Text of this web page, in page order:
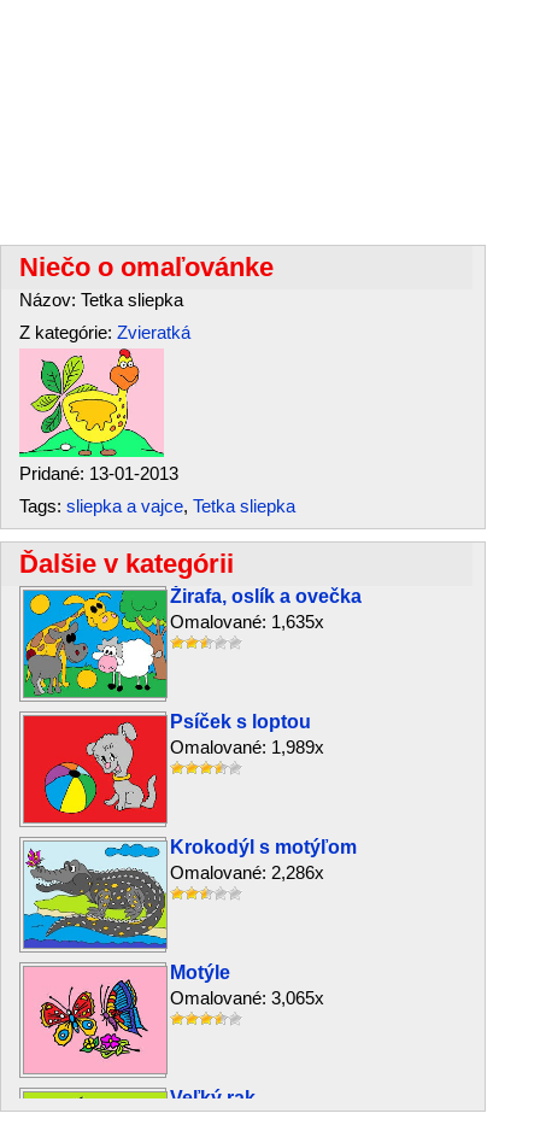
Niečo o omaľovánke
Názov: Tetka sliepka
Z kategórie: Zvieratká
Pridané: 13-01-2013
Tags: sliepka a vajce, Tetka sliepka
Ďalšie v kategórii
Žirafa, oslík a ovečka
Omalované: 1,635x
Psíček s loptou
Omalované: 1,989x
Krokodýl s motýľom
Omalované: 2,286x
Motýle
Omalované: 3,065x
Veľký rak